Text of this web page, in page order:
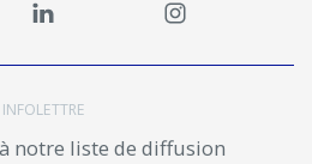
INFOLETTRE
notre liste de diffusion